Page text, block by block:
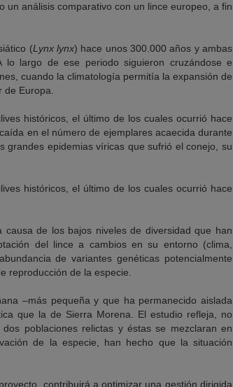
un análisis comparativo con un lince europeo, a fin
(Lynx lynx) hace unos 300.000 años y ambas
lo largo de ese periodo siguieron cruzándose e
cuando la climatología permitía la expansión de
Europa.
históricos, el último de los cuales ocurrió hace
en el número de ejemplares acaecida durante
grandes epidemias víricas que sufrió el conejo, su
históricos, el último de los cuales ocurrió hace
de los bajos niveles de diversidad que han
del lince a cambios en su entorno (clima,
de variantes genéticas potencialmente
reproducción de la especie.
–más pequeña y que ha permanecido aislada
que la de Sierra Morena. El estudio refleja, no
poblaciones relictas y éstas se mezclaran en
de la especie, han hecho que la situación
contribuirá a optimizar una gestión dirigida